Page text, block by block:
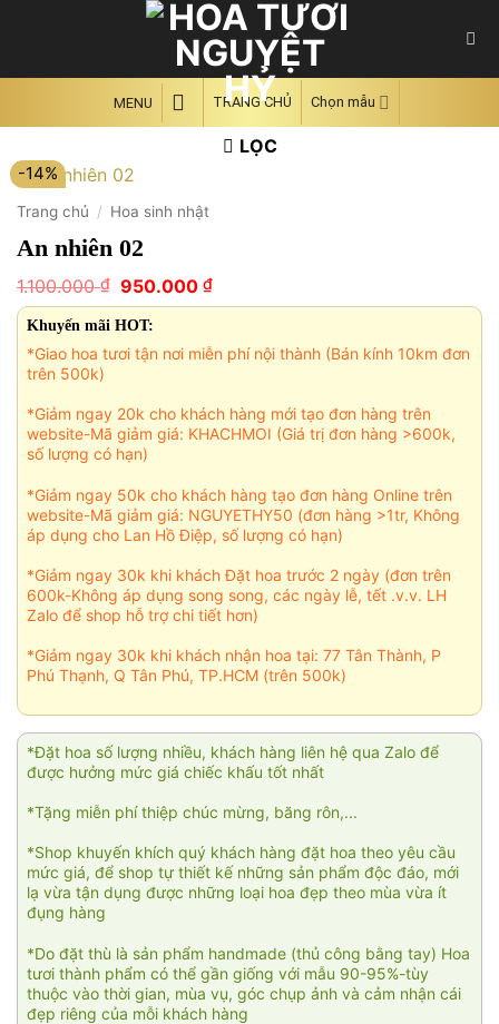
MENU TRANG CHỦ Chọn mẫu
LỌC
-14%
Trang chủ / Hoa sinh nhật
An nhiên 02
1.100.000₫ Giá
gốc
là:
1.100.000 ₫.
950.000 ₫Giá
hiện
950.000 ₫.
Khuyến mãi HOT:
*Giao hoa tươi tận nơi miễn phí nội thành (Bán kính 10km đơn
trên 500k)
*Giảm ngay 20k cho khách hàng mới tạo đơn hàng trên
website-Mã giảm giá: KHACHMOI (Giá trị đơn hàng >600k,
số lượng có hạn)
*Giảm ngay 50k cho khách hàng tạo đơn hàng Online trên
website-Mã giảm giá: NGUYETHY50 (đơn hàng >1tr, Không
áp dụng cho Lan Hồ Điệp, số lượng có hạn)
*Giảm ngay 30k khi khách Đặt hoa trước 2 ngày (đơn trên
600k-Không áp dụng song song, các ngày lễ, tết .v.v. LH
Zalo để shop hỗ trợ chi tiết hơn)
*Giảm ngay 30k khi khách nhận hoa tại: 77 Tân Thành, P
Phú Thạnh, Q Tân Phú, TP.HCM (trên 500k)
*Đặt hoa số lượng nhiều, khách hàng liên hệ qua Zalo để
được hưởng mức giá chiếc khấu tốt nhất
*Tặng miễn phí thiệp chúc mừng, băng rôn,...
*Shop khuyến khích quý khách hàng đặt hoa theo yêu cầu
mức giá, để shop tự thiết kế những sản phẩm độc đáo, mới
lạ vừa tận dụng được những loại hoa đẹp theo mùa vừa ít
đụng hàng
*Do đặt thù là sản phẩm handmade (thủ công bằng tay) Hoa
tươi thành phẩm có thể gần giống với mẫu 90-95%-tùy
thuộc vào thời gian, mùa vụ, góc chụp ảnh và cảm nhận cái
đẹp riêng của mỗi khách hàng